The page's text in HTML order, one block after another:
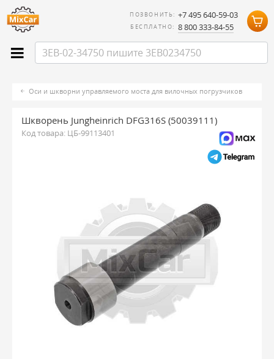
ПОЗВОНИТЬ: +7 495 640-59-03
БЕСПЛАТНО: 8 800 333-84-55
Оси и шкворни управляемого моста для вилочных погрузчиков
Шкворень Jungheinrich DFG316S (50039111)
Код товара: ЦБ-99113401